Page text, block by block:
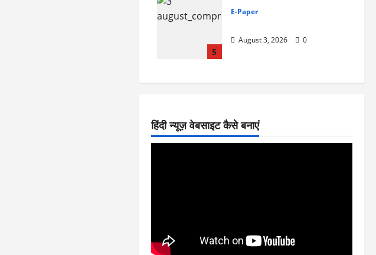
5
E-Paper
August 3, 2026 0
हिंदी न्यूज़ वेबसाइट कैसे बनाएं